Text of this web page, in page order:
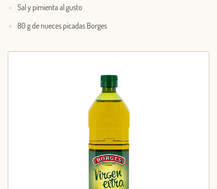
Sal y pimienta al gusto
80 g de nueces picadas Borges